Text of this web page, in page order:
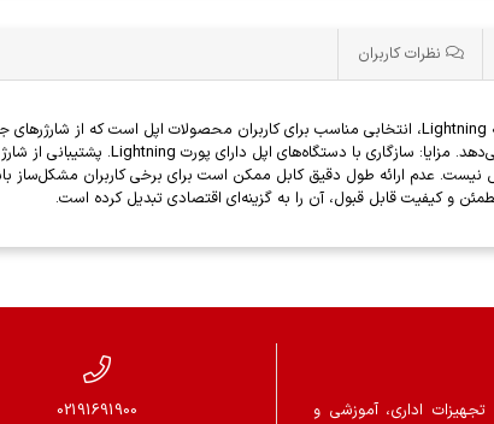
نظرات کاربران
و کیفیت قابل قبول، آن را به گزینه‌ای اقتصادی تبدیل کرده است.
اداری، آموزشی و
02191691900